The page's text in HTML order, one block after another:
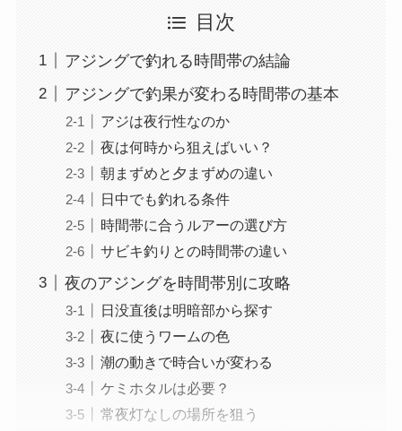
目次
アジングで釣れる時間帯の結論
アジングで釣果が変わる時間帯の基本
アジは夜行性なのか
夜は何時から狙えばいい？
朝まずめと夕まずめの違い
日中でも釣れる条件
時間帯に合うルアーの選び方
サビキ釣りとの時間帯の違い
夜のアジングを時間帯別に攻略
日没直後は明暗部から探す
夜に使うワームの色
潮の動きで時合いが変わる
ケミホタルは必要？
常夜灯なしの場所を狙う